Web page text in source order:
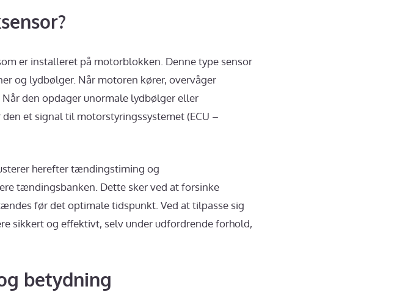
er installeret på motorblokken. Denne type sensor
og lydbølger. Når motoren kører, overvåger
den opdager unormale lydbølger eller
et signal til motorstyringssystemet (ECU –
herefter tændingstiming og
tændingsbanken. Dette sker ved at forsinke
før det optimale tidspunkt. Ved at tilpasse sig
sikkert og effektivt, selv under udfordrende forhold,
betydning